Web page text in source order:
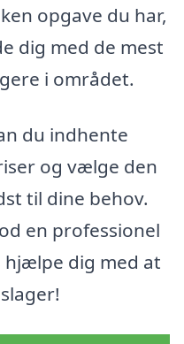
opgave du har,
dig med de mest
i området.
du indhente
og vælge den
til dine behov.
en professionel
hjælpe dig med at